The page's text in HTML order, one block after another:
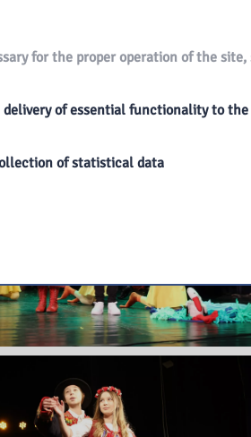
for the proper operation of the site,
of essential functionality to the
of statistical data